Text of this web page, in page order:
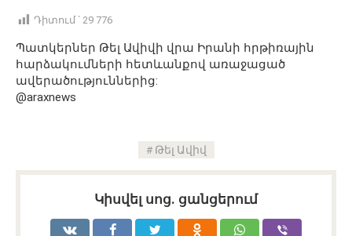
Դիտում ՝ 29 776
Պատկերներ Թել Ավիվի վրա Իրանի հրթիռային
հարձակումների հետևանքով առաջացած
ավերածություններից:
@araxnews
Թել Ավիվ
Կիսվել սոց․ ցանցերում